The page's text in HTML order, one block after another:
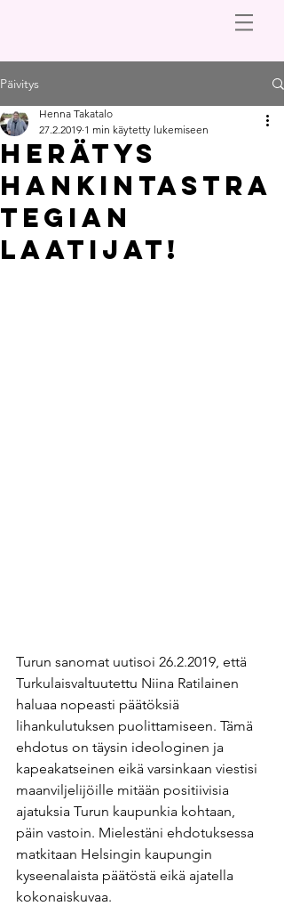
Päivitys
Herätys
hankintastra
tegian
laatijat!
Henna Takatalo
27.2.2019 1 min käytetty lukemiseen
Turun sanomat uutisoi 26.2.2019, että
Turkulaisvaltuutettu Niina Ratilainen
haluaa nopeasti päätöksiä
lihankulutuksen puolittamiseen. Tämä
ehdotus on täysin ideologinen ja
kapeakatseinen eikä varsinkaan viestisi
maanviljelijöille mitään positiivisia
ajatuksia Turun kaupunkia kohtaan,
päin vastoin. Mielestäni ehdotuksessa
matkitaan Helsingin kaupungin
kyseenalaista päätöstä eikä ajatella
kokonaiskuvaa.